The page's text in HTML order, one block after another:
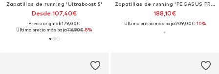
Zapatillas de running 'Ultraboost 5'
Desde 107,40€
Precio original: 179,00€
Último precio más bajo:116,90€-8%
Zapatillas de running 'PEGASUS PREMIUM'
188,10€
Último precio más bajo:209,00€-10%